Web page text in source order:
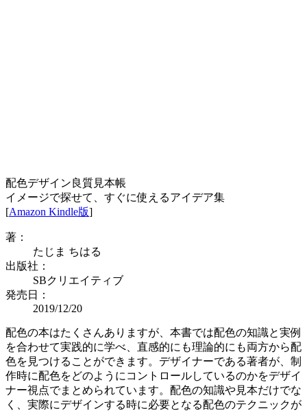
配色デザイン良質見本帳
イメージで探せて、すぐに使えるアイデア集
[Amazon Kindle版]
著：
たじま ちはる
出版社：
SBクリエイティブ
発売日：
2019/12/20
配色の本はたくさんありますが、本書では配色の知識と実例
を合わせて実践的に学べ、直感的にも理論的にも両方から配
色を見つけることができます。デザイナーである著者が、制
作時に配色をどのようにコントロールしているのかをデザイ
ナー視点でまとめられています。配色の知識や見本だけでな
く、実際にデザインする時に必要となる配色のテクニックが